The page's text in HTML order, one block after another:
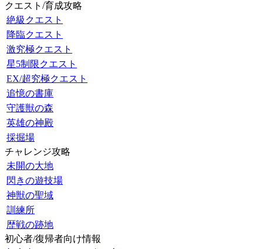
クエスト/育成攻略
絶級クエスト
降臨クエスト
激究極クエスト
星5制限クエスト
EX/超究極クエスト
追憶の書庫
守護獣の森
英雄の神殿
採掘場
チャレンジ攻略
未開の大地
閃きの遊技場
神獣の聖域
訓練所
歴戦の跡地
初心者/復帰者向け情報